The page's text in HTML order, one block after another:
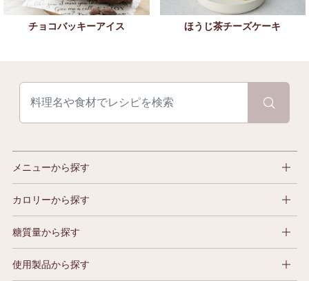
チョコバッキーアイス ほうじ茶チーズケーキ
メニューから探す
カロリーから探す
糖質量から探す
使用製品から探す